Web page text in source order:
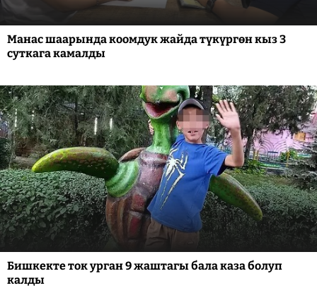
Манас шаарында коомдук жайда түкүргөн кыз 3
суткага камалды
Бишкекте ток урган 9 жаштагы бала каза болуп
калды